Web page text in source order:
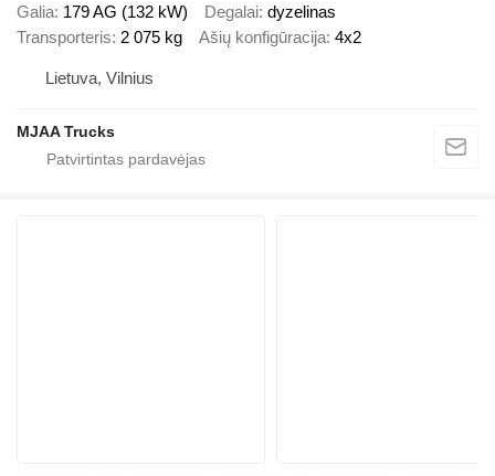
Galia 179 AG (132 kW) Degalai dyzelinas
Transporteris 2 075 kg Ašių konfigūracija 4x2
Lietuva, Vilnius
MJAA Trucks